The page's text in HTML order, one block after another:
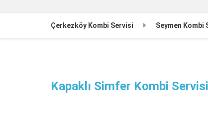
Çerkezköy Kombi Servisi Seymen Kombi
Kapaklı Simfer Kombi Servisi